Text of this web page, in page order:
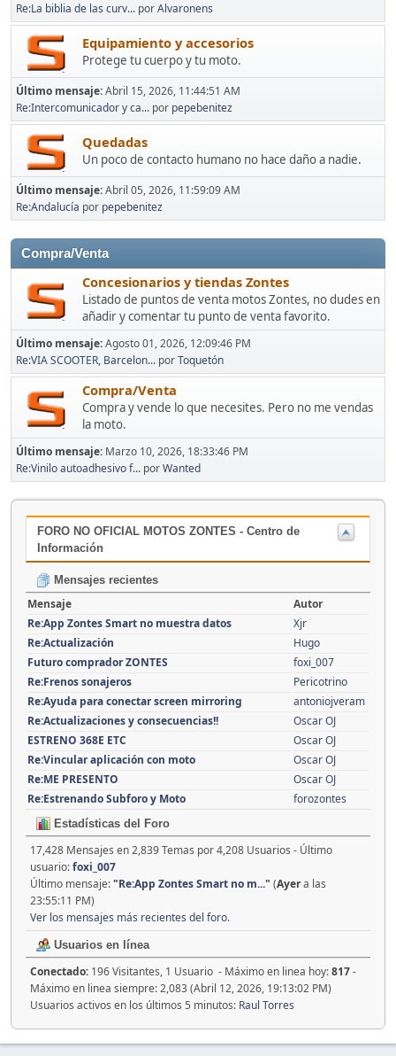
Re:La biblia de las curv... porAlvaronens
Equipamiento y accesorios
Protege tu cuerpo y tu moto.
Último mensaje:Abril 15, 2026, 11:44:51 AM
Re:Intercomunicador y ca... por pepebenitez
Quedadas
Un poco de contacto humano no hace daño a nadie.
Último mensaje:Abril 05, 2026, 11:59:09 AM
Re:Andalucía por pepebenitez
Compra/Venta
Concesionarios y tiendas Zontes
Listado de puntos de venta motos Zontes, no dudes en
añadir y comentar tu punto de venta favorito.
Último mensaje:Agosto 01, 2026, 12:09:46 PM
Re:VIA SCOOTER, Barcelon... porToquetón
Compra/Venta
Compra y vende lo que necesites. Pero no me vendas
la moto.
Último mensaje: Marzo 10, 2026, 18:33:46 PM
Re:Vinilo autoadhesivo f... porWanted
FORO NO OFICIAL MOTOS ZONTES - Centro de
Información
Mensajes recientes
Mensaje
Autor
Re:App Zontes Smart no muestra datos
Xjr
Re:Actualización
Hugo
Futuro comprador ZONTES
foxi_007
Re:Frenos sonajeros
Pericotrino
Re:Ayuda para conectar screen mirroring
antoniojveram
Re:Actualizaciones y consecuencias!!
Oscar OJ
ESTRENO 368E ETC
Oscar OJ
Re:Vincular aplicación con moto
Oscar OJ
Re:ME PRESENTO
Oscar OJ
Re:Estrenando Subforo y Moto
forozontes
Estadísticas del Foro
17,428 Mensajes en 2,839 Temas por 4,208 Usuarios - Último
usuario:foxi_007
Último mensaje:"Re:App Zontes Smart no m..." (Ayera las
23:55:11 PM)
Ver los mensajes más recientes del foro.
Usuarios en línea
Conectado: 196 Visitantes, 1 Usuario - Máximo en linea hoy:817-
Máximo en linea siempre: 2,083 (Abril 12, 2026, 19:13:02 PM)
Usuarios activos en los últimos 5 minutos: Raul Torres